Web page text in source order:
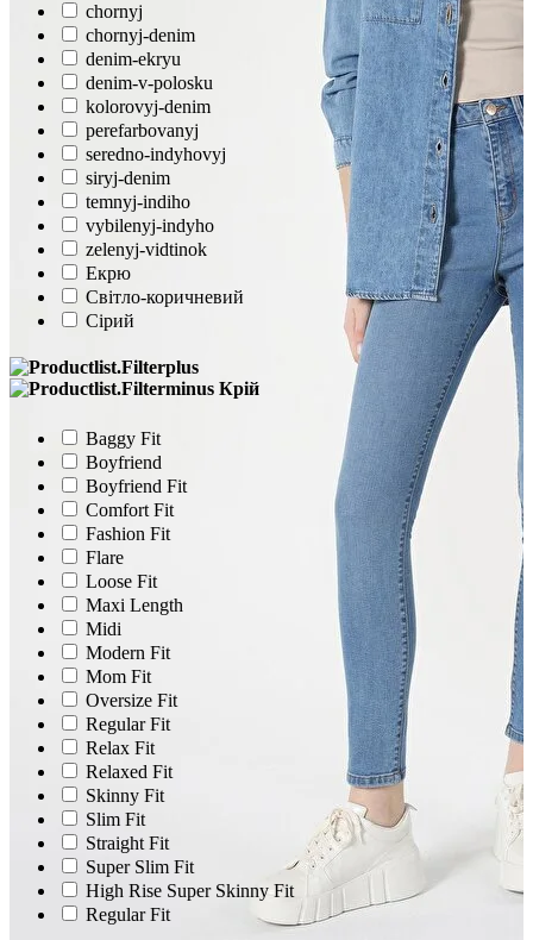
chornyj
chornyj-denim
denim-ekryu
denim-v-polosku
kolorovyj-denim
perefarbovanyj
seredno-indyhovyj
siryj-denim
temnyj-indiho
vybilenyj-indyho
zelenyj-vidtinok
Екрю
Світло-коричневий
Сірий
Крій
Baggy Fit
Boyfriend
Boyfriend Fit
Comfort Fit
Fashion Fit
Flare
Loose Fit
Maxi Length
Midi
Modern Fit
Mom Fit
Oversize Fit
Regular Fit
Relax Fit
Relaxed Fit
Skinny Fit
Slim Fit
Straight Fit
Super Slim Fit
High Rise Super Skinny Fit
Regular Fit